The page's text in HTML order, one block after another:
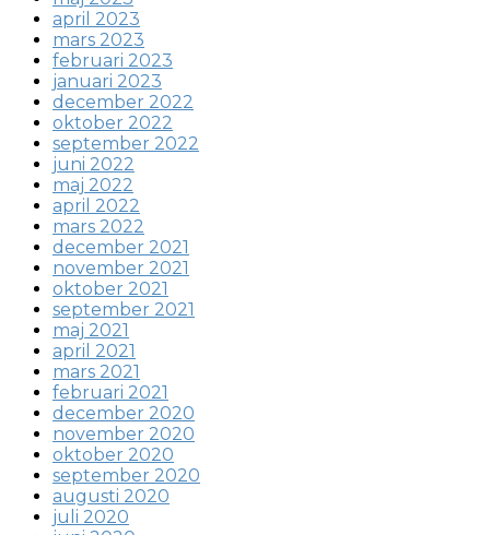
april 2023
mars 2023
februari 2023
januari 2023
december 2022
oktober 2022
september 2022
juni 2022
maj 2022
april 2022
mars 2022
december 2021
november 2021
oktober 2021
september 2021
maj 2021
april 2021
mars 2021
februari 2021
december 2020
november 2020
oktober 2020
september 2020
augusti 2020
juli 2020